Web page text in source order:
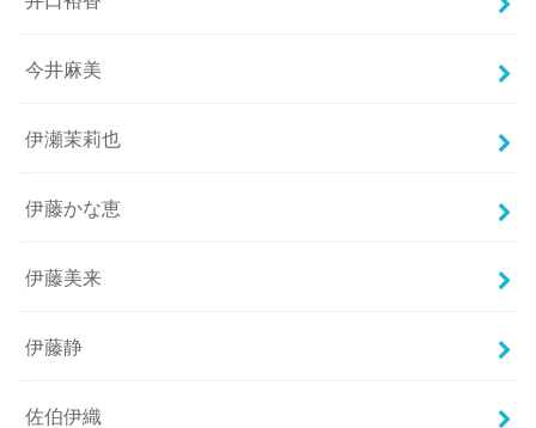
今井麻美
伊瀬茉莉也
伊藤かな恵
伊藤美来
伊藤静
佐伯伊織